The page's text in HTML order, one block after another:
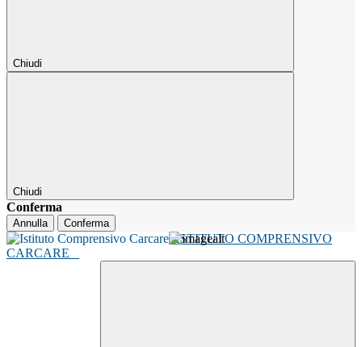
Chiudi
Chiudi
Conferma
Annulla Conferma
ISTITUTO COMPRENSIVO
CARCARE